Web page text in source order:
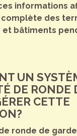
informations
complète des
bâtiments
UN
DE RONDE
CETTE
ronde de